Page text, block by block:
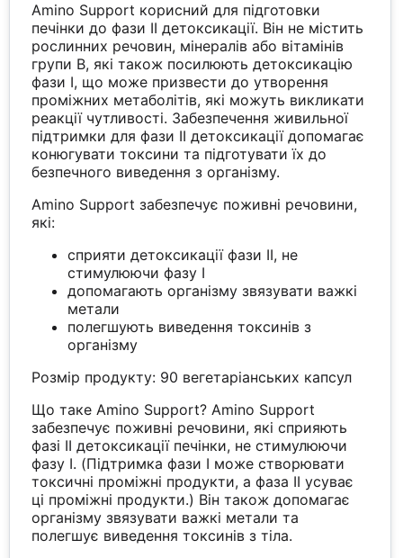
Amino Support корисний для підготовки
печінки до фази II детоксикації. Він не містить
рослинних речовин, мінералів або вітамінів
групи В, які також посилюють детоксикацію
фази I, що може призвести до утворення
проміжних метаболітів, які можуть викликати
реакції чутливості. Забезпечення живильної
підтримки для фази II детоксикації допомагає
конюгувати токсини та підготувати їх до
безпечного виведення з організму.
Amino Support забезпечує поживні речовини,
які:
сприяти детоксикації фази II, не
стимулюючи фазу I
допомагають організму звязувати важкі
метали
полегшують виведення токсинів з
організму
Розмір продукту: 90 вегетаріанських капсул
Що таке Amino Support? Amino Support
забезпечує поживні речовини, які сприяють
фазі II детоксикації печінки, не стимулюючи
фазу I. (Підтримка фази I може створювати
токсичні проміжні продукти, а фаза II усуває
ці проміжні продукти.) Він також допомагає
організму звязувати важкі метали та
полегшує виведення токсинів з тіла.